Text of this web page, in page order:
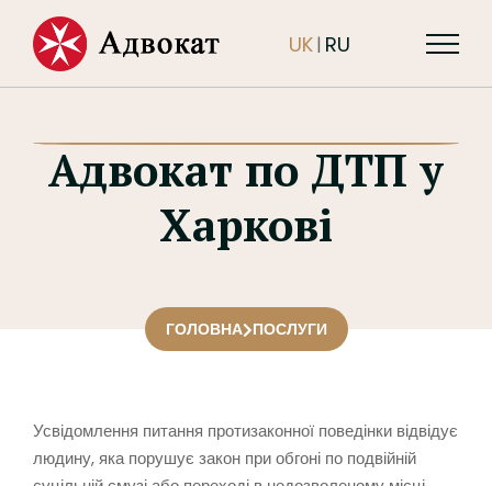
UK| RU
Адвокат по ДТП у
Харкові
ГОЛОВНА ПОСЛУГИ
Усвідомлення питання протизаконної поведінки відвідує
людину, яка порушує закон при обгоні по подвійній